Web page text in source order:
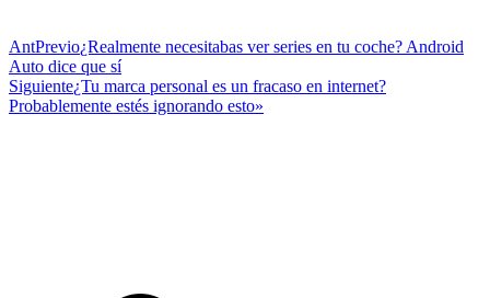
AntPrevio¿Realmente necesitabas ver series en tu coche? Android
Auto dice que sí
Siguiente¿Tu marca personal es un fracaso en internet?
Probablemente estés ignorando esto»